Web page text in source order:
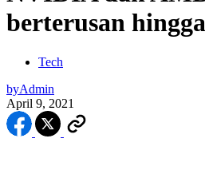
berterusan
Tech
byAdmin
April 9, 2021